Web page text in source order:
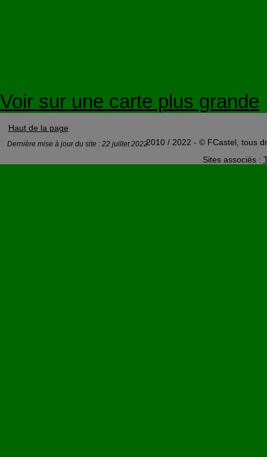
Voir sur une carte plus grande
Haut de la page
Dernière mise à jour du site : 22 juillet 20222010 / 2022 - © FCastel, tous
Sites associés :